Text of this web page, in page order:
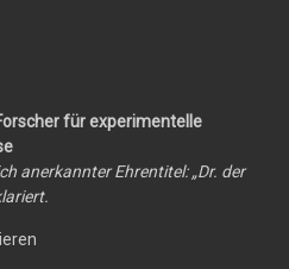
für experimentelle
anerkannter Ehrentitel: „Dr. der